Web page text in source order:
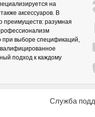
на
аксессуаров. В
преимуществ: разумная
при выборе спецификаций,
подход к каждому
Служба